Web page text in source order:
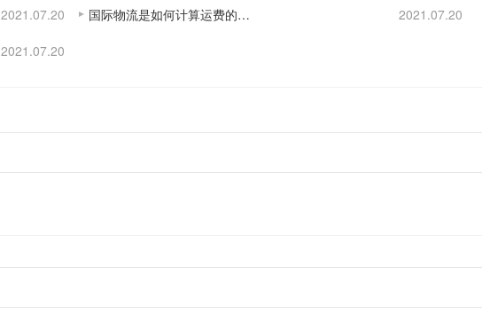
2021.07.20 国际物流是如何计算运费的… 2021.07.20
2021.07.20